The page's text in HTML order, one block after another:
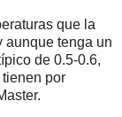
que la
aunque tenga un
de 0.5-0.6,
por